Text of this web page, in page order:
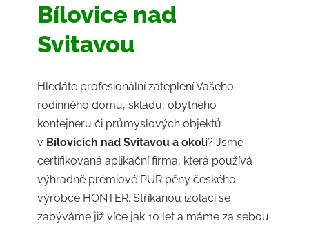
Bílovice nad
Svitavou
Hledáte profesionální zateplení Vašeho
rodinného domu, skladu, obytného
kontejneru či průmyslových objektů
v Bílovicích nad Svitavou a okolí? Jsme
certifikovaná aplikační firma, která používá
výhradně prémiové PUR pěny českého
výrobce HONTER. Stříkanou izolací se
zabýváme již více jak 10 let a máme za sebou